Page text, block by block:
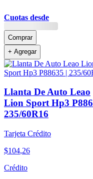
Cuotas desde
Comprar
+ Agregar
Llanta De Auto Leao
Lion Sport Hp3
235/60R16
Tarjeta Crédito
$104,26
Crédito